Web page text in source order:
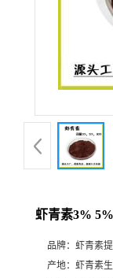
虾青素3%
品牌： 虾青素
产地： 虾青素